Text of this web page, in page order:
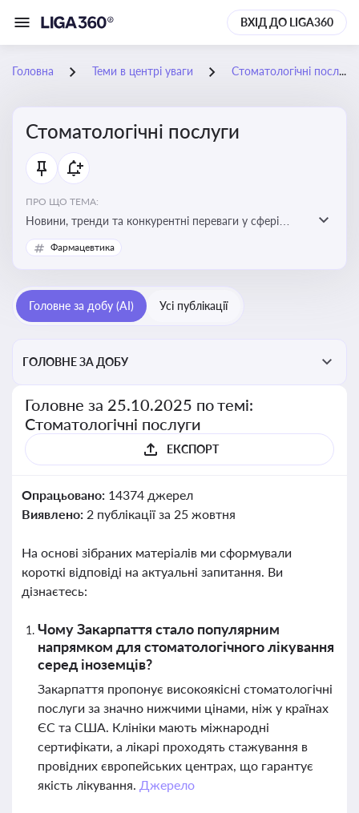
ВХІД ДО LIGA360
Головна Теми в центрі уваги Стоматологічні послуги
Стоматологічні послуги
ПРО ЩО ТЕМА:
Новини, тренди та конкурентні переваги у сфері
стоматологічних послуг. Використання новітніх
технологій та стратегій для покращення
Фармацевтика
Головне за добу (AI) Усі публікації
ГОЛОВНЕ ЗА ДОБУ
Головне за 25.10.2025 по темі:
Стоматологічні послуги
ЕКСПОРТ
Опрацьовано: 14374 джерел
Виявлено: 2 публікації за 25 жовтня
На основі зібраних матеріалів ми сформували
короткі відповіді на актуальні запитання. Ви
дізнаєтесь:
Чому Закарпаття стало популярним
напрямком для стоматологічного лікування
серед іноземців?
Закарпаття пропонує високоякісні стоматологічні
послуги за значно нижчими цінами, ніж у країнах
ЄС та США. Клініки мають міжнародні
сертифікати, а лікарі проходять стажування в
провідних європейських центрах, що гарантує
якість лікування. Джерело